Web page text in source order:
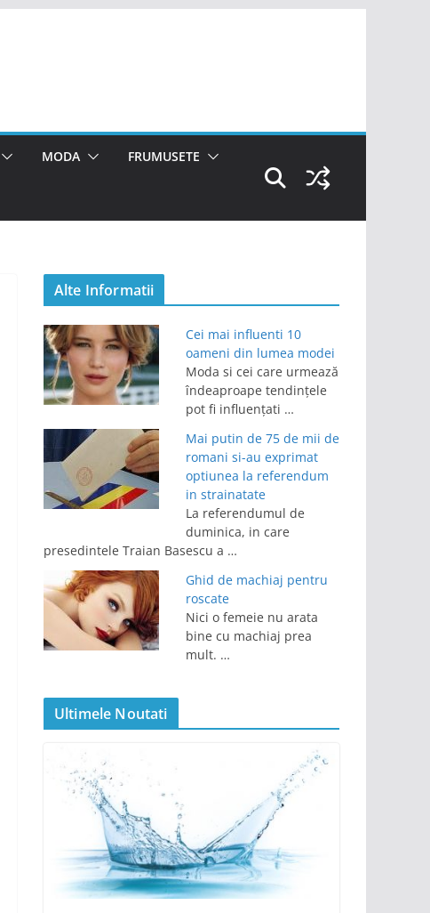
MODA FRUMUSETE
Alte Informatii
Cei mai influenti 10
oameni din lumea modei
Moda si cei care urmează
îndeaproape tendințele
pot fi influențati …
Mai putin de 75 de mii de
romani si-au exprimat
optiunea la referendum
in strainatate
La referendumul de
duminica, in care
presedintele Traian Basescu a …
Ghid de machiaj pentru
roscate
Nici o femeie nu arata
bine cu machiaj prea
mult. …
Ultimele Noutati